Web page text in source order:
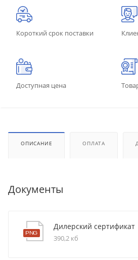
Короткий срок поставки
Доступная цена
ОПИСАНИЕ ОПЛАТА
Документы
Дилерский сертификат
390,2 кб